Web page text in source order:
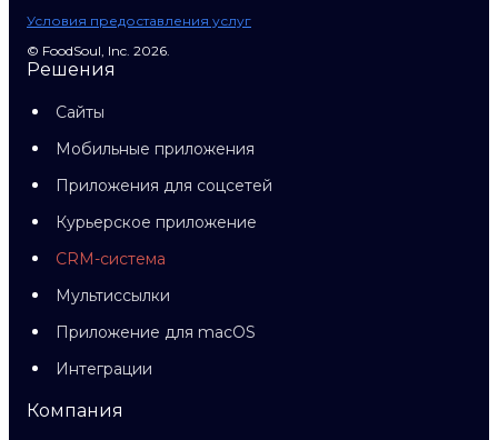
Условия предоставления услуг
© FoodSoul, Inc. 2026.
Решения
Сайты
Мобильные приложения
Приложения для соцсетей
Курьерское приложение
CRM-система
Мультиссылки
Приложение для macOS
Интеграции
Компания